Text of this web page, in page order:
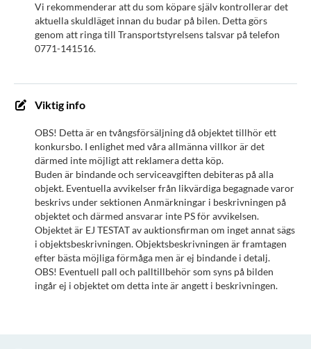
Vi rekommenderar att du som köpare själv kontrollerar det
aktuella skuldläget innan du budar på bilen. Detta görs
genom att ringa till Transportstyrelsens talsvar på telefon
0771-141516.
Viktig info
OBS! Detta är en tvångsförsäljning då objektet tillhör ett
konkursbo. I enlighet med våra allmänna villkor är det
därmed inte möjligt att reklamera detta köp.
Buden är bindande och serviceavgiften debiteras på alla
objekt. Eventuella avvikelser från likvärdiga begagnade varor
beskrivs under sektionen Anmärkningar i beskrivningen på
objektet och därmed ansvarar inte PS för avvikelsen.
Objektet är EJ TESTAT av auktionsfirman om inget annat sägs
i objektsbeskrivningen. Objektsbeskrivningen är framtagen
efter bästa möjliga förmåga men är ej bindande i detalj.
OBS! Eventuell pall och palltillbehör som syns på bilden
ingår ej i objektet om detta inte är angett i beskrivningen.